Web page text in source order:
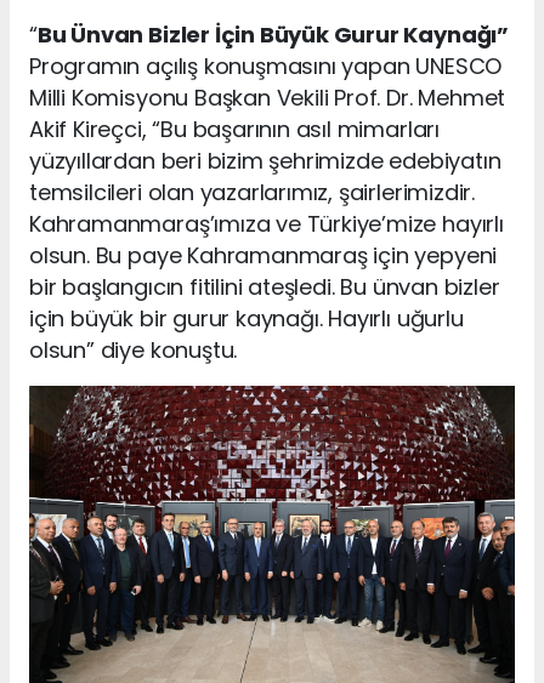
“Bu Ünvan Bizler İçin Büyük Gurur Kaynağı”
Programın açılış konuşmasını yapan UNESCO
Milli Komisyonu Başkan Vekili Prof. Dr. Mehmet
Akif Kireçci, “Bu başarının asıl mimarları
yüzyıllardan beri bizim şehrimizde edebiyatın
temsilcileri olan yazarlarımız, şairlerimizdir.
Kahramanmaraş’ımıza ve Türkiye’mize hayırlı
olsun. Bu paye Kahramanmaraş için yepyeni
bir başlangıcın fitilini ateşledi. Bu ünvan bizler
için büyük bir gurur kaynağı. Hayırlı uğurlu
olsun” diye konuştu.